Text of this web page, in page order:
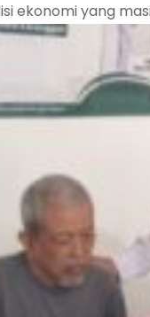
ekonomi yang